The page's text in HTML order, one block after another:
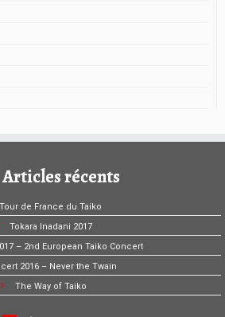
Articles récents
Tour de France du Taiko
Tokara Inadani 2017
– 2nd European Taiko Concert
2016 – Never the Twain
The Way of Taiko